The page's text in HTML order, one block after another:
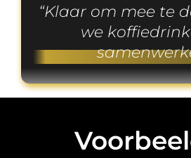
Klaar om mee te
we